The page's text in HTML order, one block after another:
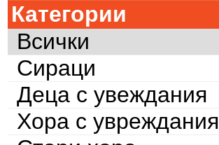
Категории
Всички
Сираци
Деца с увеждания
Хора с увреждания